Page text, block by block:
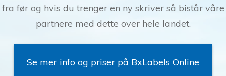
fra før og hvis du trenger en ny skriver så bistår våre
partnere med dette over hele landet.
Se mer info og priser på BxLabels Online